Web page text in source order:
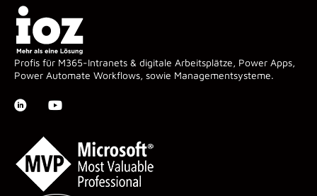
Profis für M365-Intranets & digitale Arbeitsplätze, Power Apps,
Power Automate Workflows, sowie Managementsysteme.